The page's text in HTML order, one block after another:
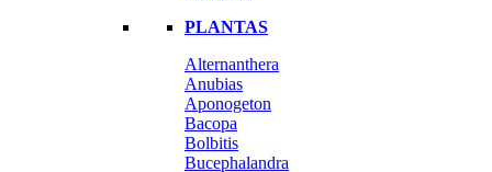
PLANTAS
Alternanthera
Anubias
Aponogeton
Bacopa
Bolbitis
Bucephalandra